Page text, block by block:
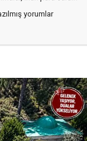
yorumlar